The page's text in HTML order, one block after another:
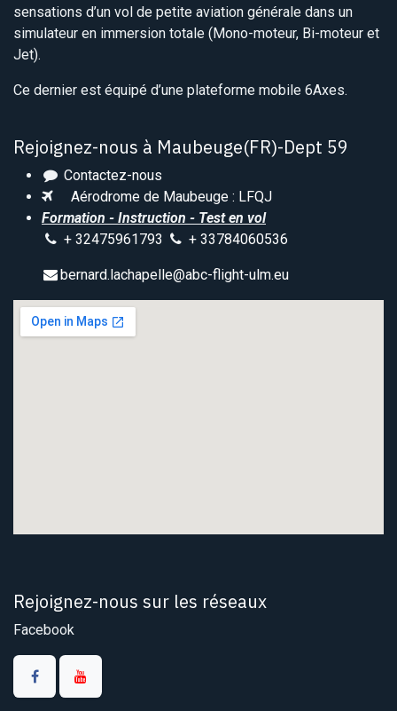
sensations d’un vol de petite aviation générale dans un
simulateur en immersion totale (Mono-moteur, Bi-moteur et
Jet).
Ce dernier est équipé d’une plateforme mobile 6Axes.
Rejoignez-nous à Maubeuge(FR)-Dept 59
Contactez-nous
Aérodrome de Maubeuge : LFQJ
Formation - Instruction - Test en vol
+ 32475961793
+ 33784060536
bernard.lachapelle@abc-flight-ulm.eu
Rejoignez-nous sur les réseaux
Facebook